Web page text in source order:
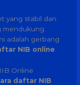
yang stabil dan
mendukung.
adalah gerbang
NIB online
Online
daftar NIB